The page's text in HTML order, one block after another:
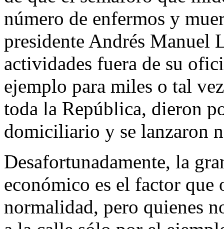
número de enfermos y
presidente Andrés Manuel
actividades fuera de su
ejemplo para miles o tal
toda la República, dieron
domiciliario y se lanzaron
Desafortunadamente, la
económico es el factor
normalidad, pero quienes